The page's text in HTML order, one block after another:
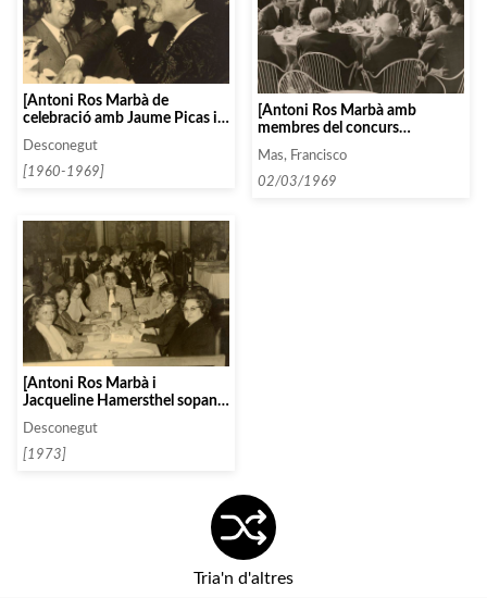
[Antoni Ros Marbà de
celebració amb Jaume Picas i
Oriol Pascual]
Desconegut
[1960-1969]
[Antoni Ros Marbà amb
membres del concurs
«Sardanes a Lloret», organitzat
per «l’Agrupació d’Amics de la
Sardana»]
Mas, Francisco
02/03/1969
[Antoni Ros Marbà i
Jacqueline Hamersthel sopant
amb Hermann Wilhem i altres
amics, a Mèxic]
Desconegut
[1973]
Tria'n d'altres